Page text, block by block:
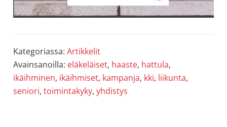
Kategoriassa: Artikkelit
Avainsanoilla: eläkeläiset, haaste, hattula,
ikäihminen, ikäihmiset, kampanja, kki, liikunta,
seniori, toimintakyky, yhdistys